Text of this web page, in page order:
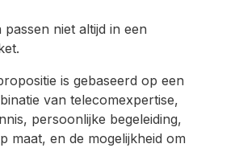
niet altijd in een
is gebaseerd op een
van telecomexpertise,
persoonlijke begeleiding,
maat, en de mogelijkheid om